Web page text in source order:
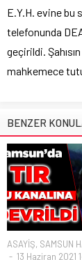
E.Y.H. evine bu
telefonunda
geçirildi.
mahkemece
BENZER
ASAYİŞ, SAMSUN
13 Haziran 2021